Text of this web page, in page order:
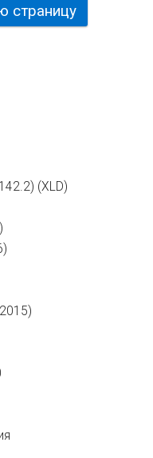
страницу
(XLD)